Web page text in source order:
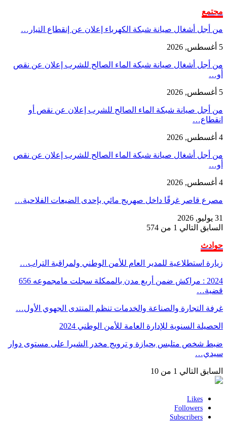
مجتمع
من أجل أشغال صيانة شبكة الكهرباء إعلان عن إنقطاع التيار…
5 أغسطس, 2026
من أجل أشغال صيانة شبكة الماء الصالح للشرب إعلان عن نقص
أو…
5 أغسطس, 2026
من أجل صيانة شبكة الماء الصالح للشرب إعلان عن نقص أو
انقطاع…
4 أغسطس, 2026
من أجل أشغال صيانة شبكة الماء الصالح للشرب إعلان عن نقص
أو…
4 أغسطس, 2026
مصرع قاصر غرقًا داخل صهريج مائي بإحدى الضيعات الفلاحية…
31 يوليو, 2026
السابق التالي 1 من 574
حوادث
زيارة استطلاعية للمدير العام للأمن الوطني ولمراقبة التراب…
2024 : مراكش ضمن أربع مدن بالممكلة سجلت مامجموعه 656
قضية…
غرفة التجارة والصناعة والخدمات تنظم المنتدى الجهوي الأول…
الحصيلة السنوية للإدارة العامة للأمن الوطني 2024
ضبط شخص متلبس بحيازة و ترويج مخدر الشيرا على مستوى دوار
سيدي…
السابق التالي 1 من 10
Likes
Followers
Subscribers